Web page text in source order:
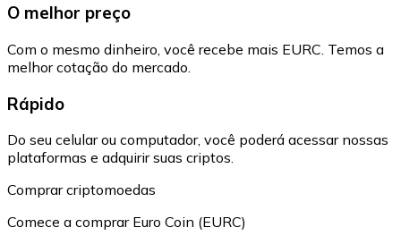
O melhor preço
Com o mesmo dinheiro, você recebe mais EURC. Temos a
melhor cotação do mercado.
Rápido
Do seu celular ou computador, você poderá acessar nossas
plataformas e adquirir suas criptos.
Comprar criptomoedas
Comece a comprar Euro Coin (EURC)